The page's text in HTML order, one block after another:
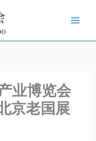
业博览会
京老国展